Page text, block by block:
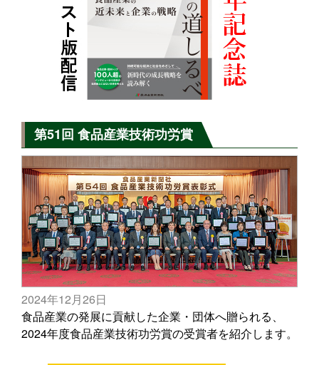
第51回 食品産業技術功労賞
2024年12月26日
食品産業の発展に貢献した企業・団体へ贈られる、
2024年度食品産業技術功労賞の受賞者を紹介します。